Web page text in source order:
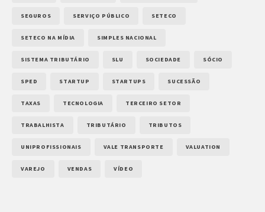
SEGUROS SERVIÇO PÚBLICO SETECO
SETECO NA MÍDIA SIMPLES NACIONAL
SISTEMA TRIBUTÁRIO SLU SOCIEDADE SÓCIO
SPED STARTUP STARTUPS SUCESSÃO
TAXAS TECNOLOGIA TERCEIRO SETOR
TRABALHISTA TRIBUTÁRIO TRIBUTOS
UNIPROFISSIONAIS VALE TRANSPORTE VALUATION
VAREJO VENDAS VÍDEO